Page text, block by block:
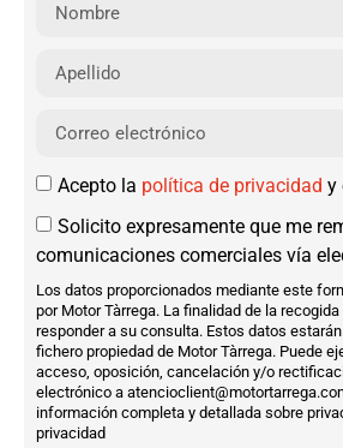
Acepto la política de privacidad y
Solicito expresamente que me
comunicaciones comerciales vía
Los datos proporcionados mediante este
por Motor Tàrrega. La finalidad de la
responder a su consulta. Estos datos
fichero propiedad de Motor Tàrrega. Puede
acceso, oposición, cancelación y/o
electrónico a
información completa y detallada sobre
privacidad